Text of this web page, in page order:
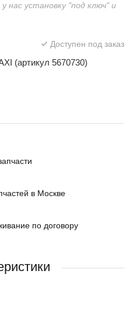
Доступен под заказ
(артикул 5670730)
нас установку "под ключ" и
в Москве
по договору